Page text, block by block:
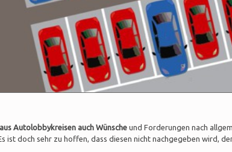
Autolobbykreisen auch Wünsche und Forderungen nach
ist doch sehr zu hoffen, dass diesen nicht nachgegeben wird,